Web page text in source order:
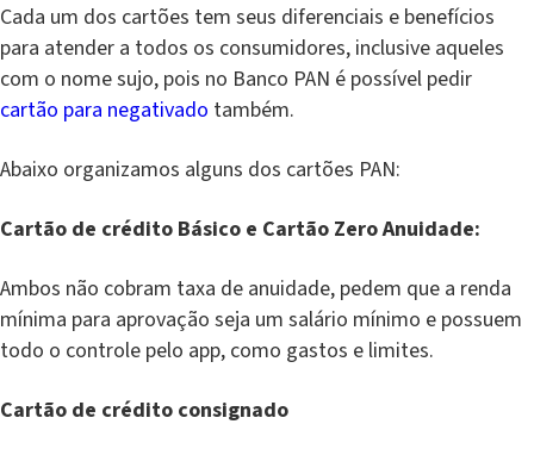
Cada um dos cartões tem seus diferenciais e benefícios
para atender a todos os consumidores, inclusive aqueles
com o nome sujo, pois no Banco PAN é possível pedir
cartão para negativado também.
Abaixo organizamos alguns dos cartões PAN:
Cartão de crédito Básico e Cartão Zero Anuidade:
Ambos não cobram taxa de anuidade, pedem que a renda
mínima para aprovação seja um salário mínimo e possuem
todo o controle pelo app, como gastos e limites.
Cartão de crédito consignado